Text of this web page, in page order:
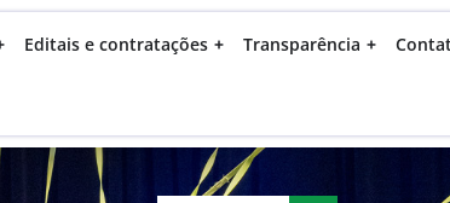
Editais e contratações Transparência